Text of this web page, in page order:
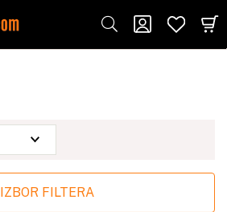
IZBOR FILTERA